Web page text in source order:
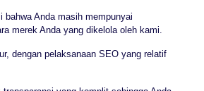
bahwa Anda masih mempunyai
merek Anda yang dikelola oleh kami.
dengan pelaksanaan SEO yang relatif